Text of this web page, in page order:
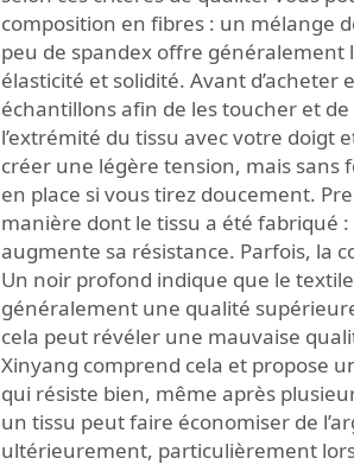
composition en fibres : un mélange
peu de spandex offre
élasticité et solidité. Avant d’acheter
échantillons afin de les toucher et
l’extrémité du tissu avec votre doigt
créer une légère tension, mais
en place si vous tirez doucement.
manière dont le tissu a été fabriqué
augmente sa résistance. Parfois, la
Un noir profond indique que le
généralement une qualité
cela peut révéler une mauvaise
Xinyang comprend cela et propose
qui résiste bien, même après
un tissu peut faire économiser de
ultérieurement, particulièrement